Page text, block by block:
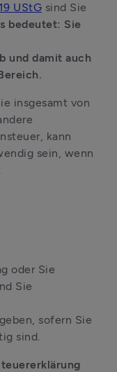
UStG sind Sie
bedeutet: Sie
und damit auch
insgesamt von
kann
sein, wenn
oder Sie
Sie
sofern Sie
sind.